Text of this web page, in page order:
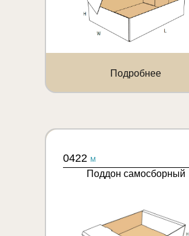
Подробнее
0422 M
Поддон самосборный